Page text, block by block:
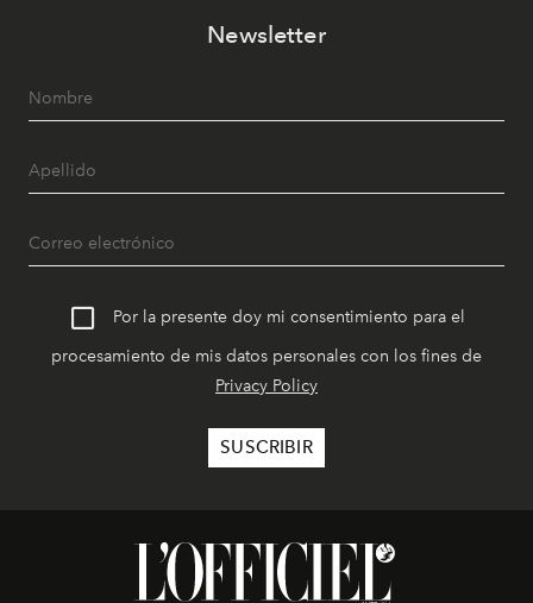
Newsletter
Por la presente doy mi consentimiento para el
procesamiento de mis datos personales con los fines de
Privacy Policy